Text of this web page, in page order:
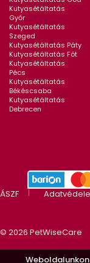
Kutyasétáltatás
Győr
Kutyasétáltatás
Szeged
Kutyasétáltatás Páty
Kutyasétáltatás Fót
Kutyasétáltatás
Pécs
Kutyasétáltatás
Békéscsaba
Kutyasétáltatás
Debrecen
ÁSZF
© 2026 PetWiseCare